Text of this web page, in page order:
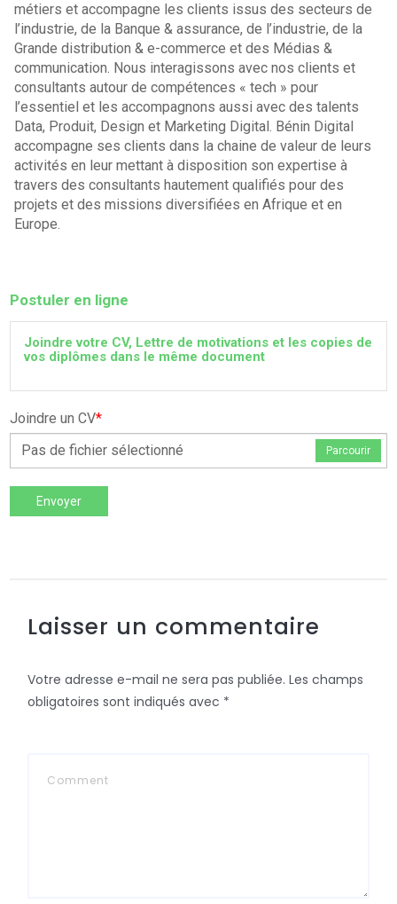
métiers et accompagne les clients issus des secteurs de
l’industrie, de la Banque & assurance, de l’industrie, de la
Grande distribution & e-commerce et des Médias &
communication. Nous interagissons avec nos clients et
consultants autour de compétences « tech » pour
l’essentiel et les accompagnons aussi avec des talents
Data, Produit, Design et Marketing Digital. Bénin Digital
accompagne ses clients dans la chaine de valeur de leurs
activités en leur mettant à disposition son expertise à
travers des consultants hautement qualifiés pour des
projets et des missions diversifiées en Afrique et en
Europe.
Postuler en ligne
Joindre votre CV, Lettre de motivations et les copies de
vos diplômes dans le même document
Joindre un CV*
Pas de fichier sélectionné
Parcourir
Envoyer
Laisser un commentaire
Votre adresse e-mail ne sera pas publiée. Les champs
obligatoires sont indiqués avec *